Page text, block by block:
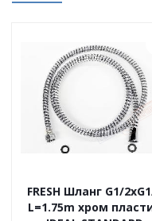
FRESH Шланг G1/
L=1.75m хром